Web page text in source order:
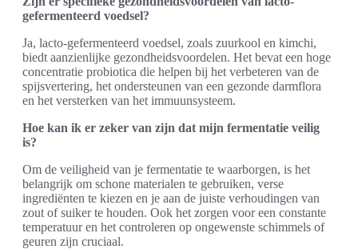
gefermenteerd voedsel?
Ja, lacto-gefermenteerd voedsel, zoals zuurkool en kimchi,
biedt aanzienlijke gezondheidsvoordelen. Het bevat een hoge
concentratie probiotica die helpen bij het verbeteren van de
spijsvertering, het ondersteunen van een gezonde darmflora
en het versterken van het immuunsysteem.
Hoe kan ik er zeker van zijn dat mijn fermentatie veilig
is?
Om de veiligheid van je fermentatie te waarborgen, is het
belangrijk om schone materialen te gebruiken, verse
ingrediënten te kiezen en je aan de juiste verhoudingen van
zout of suiker te houden. Ook het zorgen voor een constante
temperatuur en het controleren op ongewenste schimmels of
geuren zijn cruciaal.